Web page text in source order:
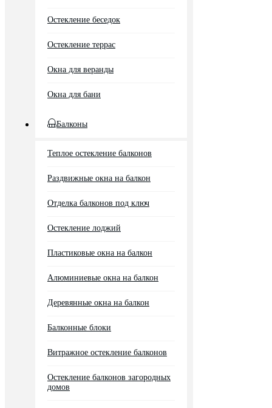
Остекление беседок
Остекление террас
Окна для веранды
Окна для бани
Балконы
Теплое остекление балконов
Раздвижные окна на балкон
Отделка балконов под ключ
Остекление лоджий
Пластиковые окна на балкон
Алюминиевые окна на балкон
Деревянные окна на балкон
Балконные блоки
Витражное остекление балконов
Остекление балконов загородных
домов